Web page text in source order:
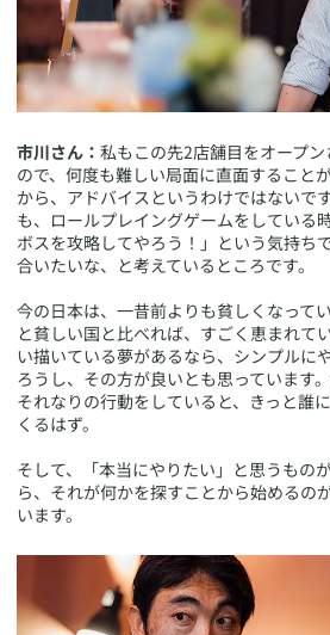
市川さん： 私もこの先2店舗目をオープ
ので、何度も難しい局面に直面すること
から、アドバイスというわけではない
も、ロールプレイングゲームをしている
ボスを攻略してやろう！」という気持ち
合いたいな、と考えているところです。
今の日本は、一昔前よりも貧しくなって
と貧しい国と比べれば、すごく恵まれて
い描いている夢があるなら、シンプルに
ろうし、その方が良いとも思っています
それなりの行動をしていると、きっと誰
くるはず。
そして、「本当にやりたい」と思うもの
ら、それが何かを探すことから始めるの
います。